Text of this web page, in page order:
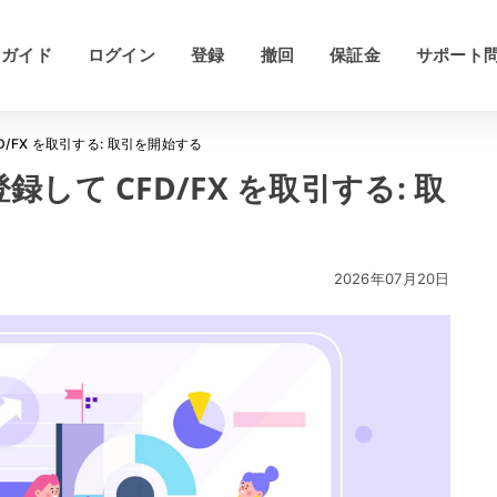
ガイド ログイン 登録 撤回 保証金 サポート
を取引する: 取引を開始する
して CFD/FX を取引する: 取
2026年07月20日